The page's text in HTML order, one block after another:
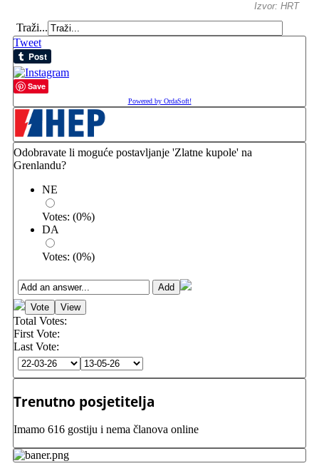
Izvor: HRT
Traži...
Tweet
Save
Powered by OrdaSoft!
Odobravate li moguće postavljanje 'Zlatne kupole' na
Grenlandu?
NE
Votes: (0%)
DA
Votes: (0%)
Total Votes:
First Vote:
Last Vote:
Trenutno posjetitelja
Imamo 616 gostiju i nema članova online